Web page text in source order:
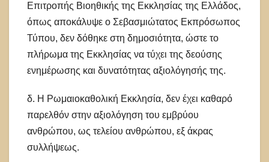
Επιτροπής Βιοηθικής της Εκκλησίας της Ελλάδος,
όπως αποκάλυψε ο Σεβασμιώτατος Εκπρόσωπος
Τύπου, δεν δόθηκε στη δημοσιότητα, ώστε το
πλήρωμα της Εκκλησίας να τύχει της δεούσης
ενημέρωσης και δυνατότητας αξιολόγησής της.
δ. Η Ρωμαιοκαθολική Εκκλησία, δεν έχει καθαρό
παρελθόν στην αξιολόγηση του εμβρύου
ανθρώπου, ως τελείου ανθρώπου, εξ άκρας
συλλήψεως.